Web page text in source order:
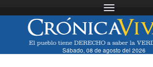
Toggle
Sábado, 08 de agosto del 2026